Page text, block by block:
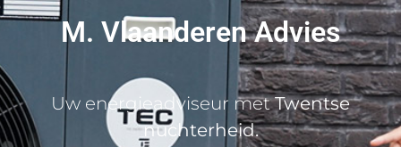
M. Vlaanderen Advies
Uw energieadviseur metTwentse
nuchterheid.